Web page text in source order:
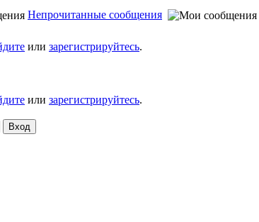
Непрочитанные сообщения
или зарегистрируйтесь.
или зарегистрируйтесь.